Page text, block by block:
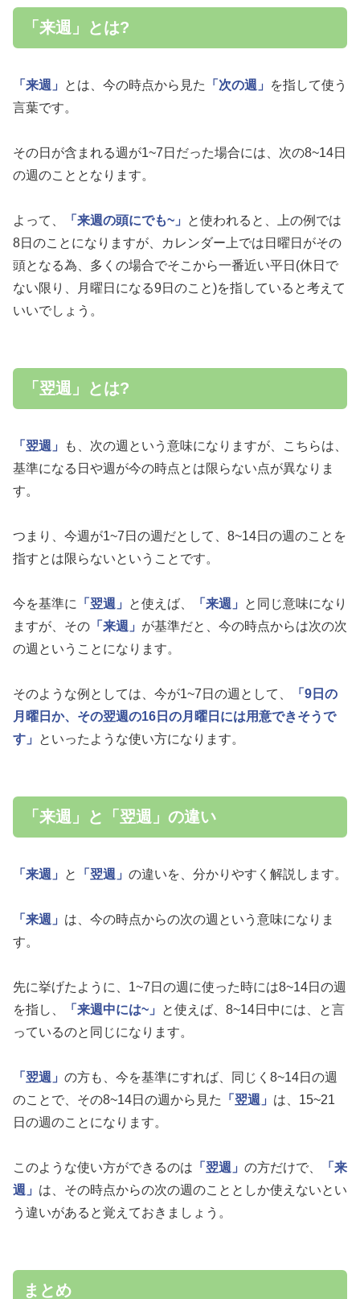
「来週」とは?
「来週」 とは、今の時点から見た 「次の週」
を指して使う
言葉です。
その日が含まれる週が1~7日だった場合には、次の8~14日
の週のこととなります。
よって、 「来週の頭にでも~」
と使われると、上の例では
8日のことになりますが、カレンダー上では日曜日がその
頭となる為、多くの場合でそこから一番近い平日(休日で
ない限り、月曜日になる9日のこと)を指していると考えて
いいでしょう。
「翌週」とは?
「翌週」
も、次の週という意味になりますが、こちらは、
基準になる日や週が今の時点とは限らない点が異なりま
す。
つまり、今週が1~7日の週だとして、8~14日の週のことを
指すとは限らないということです。
今を基準に 「翌週」 と使えば、 「来週」
と同じ意味になり
ますが、その 「来週」 が基準だと、今の時点からは次の次
の週ということになります。
そのような例としては、今が1~7日の週として、
「9日の
月曜日か、その翌週の16日の月曜日には用意できそうで
す」
といったような使い方になります。
「来週」と「翌週」の違い
「来週」 と 「翌週」 の違いを、分かりやすく解説します。
「来週」 は、今の時点からの次の週という意味になりま
す。
先に挙げたように、1~7日の週に使った時には8~14日の週
を指し、
「来週中には~」
と使えば、8~14日中には、と言
っているのと同じになります。
「翌週」 の方も、今を基準にすれば、同じく8~14日の週
のことで、その8~14日の週から見た
「翌週」 は、15~21
日の週のことになります。
このような使い方ができるのは 「翌週」 の方だけで、
「来
週」 は、その時点からの次の週のこととしか使えないとい
う違いがあると覚えておきましょう。
まとめ